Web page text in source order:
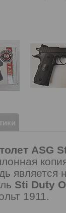
ASG
является
Sti Duty
1911.